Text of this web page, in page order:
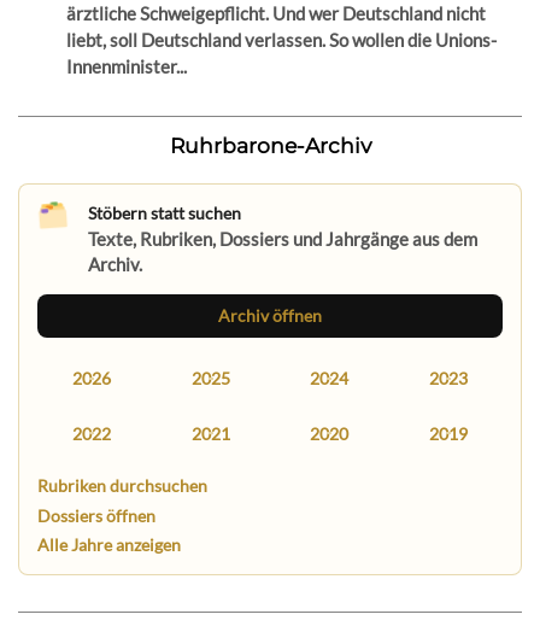
ärztliche Schweigepflicht. Und wer Deutschland nicht
liebt, soll Deutschland verlassen. So wollen die Unions-
Innenminister...
Ruhrbarone-Archiv
Stöbern statt suchen
Texte, Rubriken, Dossiers und Jahrgänge aus dem
Archiv.
Archiv öffnen
2026 2025 2024 2023
2022 2021 2020 2019
Rubriken durchsuchen
Dossiers öffnen
Alle Jahre anzeigen